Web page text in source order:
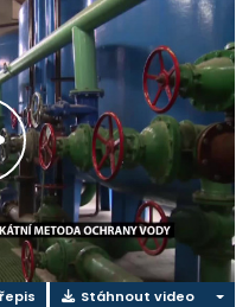
Stáhnout video